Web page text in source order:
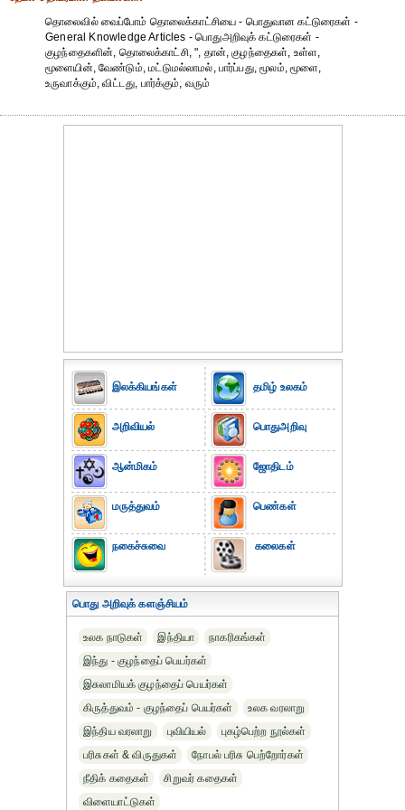
தொலைவில் வைப்போம் தொலைக்காட்சியை - பொதுவான கட்டுரைகள் -
General Knowledge Articles - பொதுஅறிவுக் கட்டுரைகள் -
குழந்தைகளின், தொலைக்காட்சி, ", தான், குழந்தைகள், உள்ள,
மூளையின், வேண்டும், மட்டுமல்லாமல், பார்ப்பது, மூலம், மூளை,
உருவாக்கும், விட்டது, பார்க்கும், வரும்
இலக்கியங்கள்
அறிவியல்
ஆன்மிகம்
மருத்துவம்
நகைச்சுவை
தமிழ் உலகம்
பொதுஅறிவு
ஜோதிடம்
பெண்கள்
கலைகள்
பொது அறிவுக் களஞ்சியம்
உலக நாடுகள் இந்தியா
நாகரிகங்கள்
இந்து - குழந்தைப் பெயர்கள்
இசுலாமியக் குழந்தைப் பெயர்கள்
கிருத்துவம் - குழந்தைப் பெயர்கள்
உலக வரலாறு
இந்திய வரலாறு
புவியியல்
புகழ்பெற்ற நூல்கள்
பரிசுகள் & விருதுகள்
நோபல் பரிசு‎ பெற்றோர்‎கள்
நீதிக் கதைகள்
சிறுவர் கதைகள்
விளையாட்டுகள்